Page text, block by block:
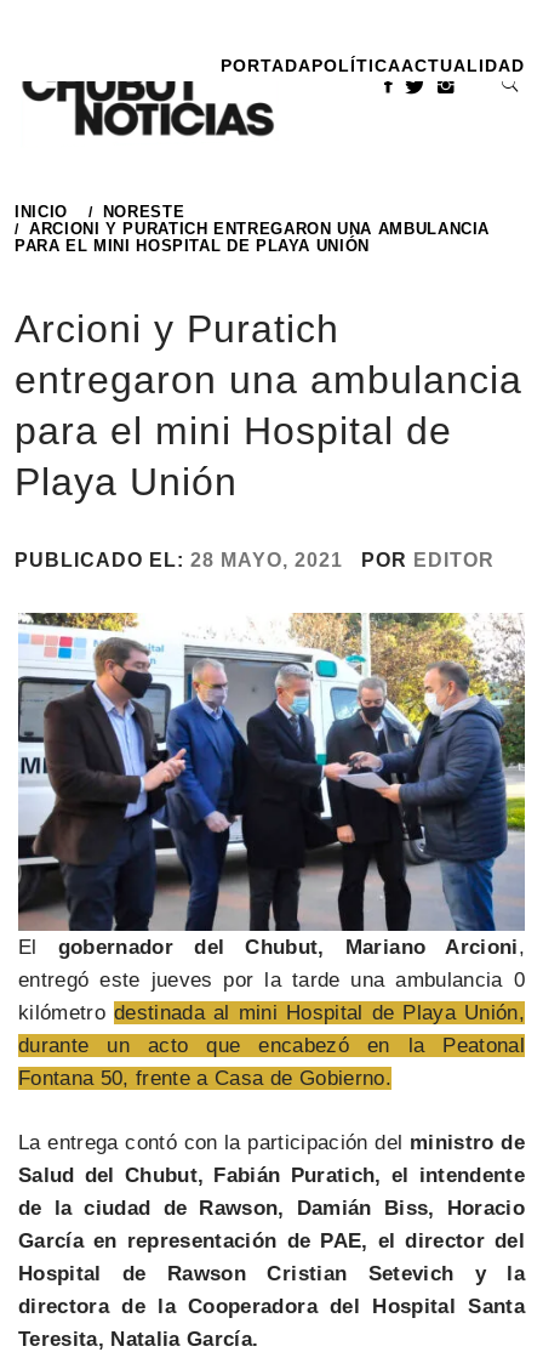
contenido
PORTADAPOLÍTICAACTUALIDAD
INICIO
NORESTE
ARCIONI Y PURATICH ENTREGARON UNA AMBULANCIA
PARA EL MINI HOSPITAL DE PLAYA UNIÓN
Arcioni y Puratich
entregaron una ambulancia
para el mini Hospital de
Playa Unión
PUBLICADO EL: 28 MAYO, 2021 POR EDITOR
El gobernador del Chubut, Mariano Arcioni,
entregó este jueves por la tarde una ambulancia 0
kilómetrodestinada al mini Hospital de Playa Unión,
durante un acto que encabezó en la Peatonal
Fontana 50, frente a Casa de Gobierno.
La entrega contó con la participación del ministro de
Salud del Chubut, Fabián Puratich, el intendente
de la ciudad de Rawson, Damián Biss, Horacio
García en representación de PAE, el director del
Hospital de Rawson Cristian Setevich y la
directora de la Cooperadora del Hospital Santa
Teresita, Natalia García.